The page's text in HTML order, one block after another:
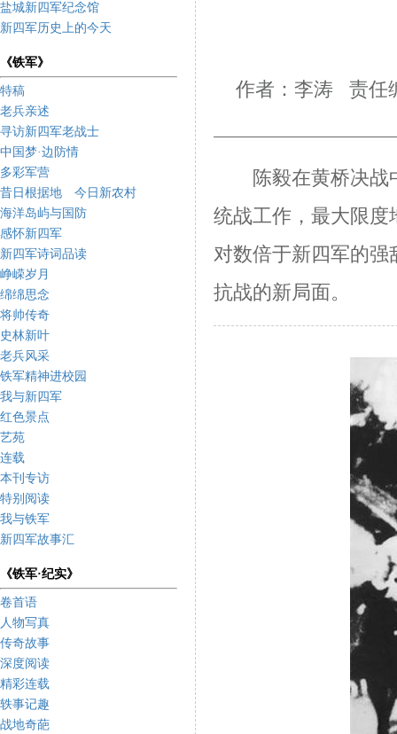
盐城新四军纪念馆
新四军历史上的今天
《铁军》
特稿
老兵亲述
寻访新四军老战士
中国梦·边防情
多彩军营
昔日根据地 今日新农村
海洋岛屿与国防
感怀新四军
新四军诗词品读
峥嵘岁月
绵绵思念
将帅传奇
史林新叶
老兵风采
铁军精神进校园
我与新四军
红色景点
艺苑
连载
本刊专访
特别阅读
我与铁军
新四军故事汇
《铁军·纪实》
卷首语
人物写真
传奇故事
深度阅读
精彩连载
轶事记趣
战地奇葩
作者：李涛 责任
陈毅在黄桥决战中
统战工作，最大限度
对数倍于新四军的强
抗战的新局面。